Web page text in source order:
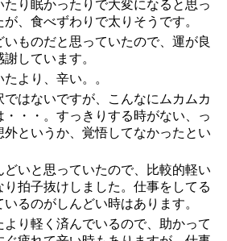
たり眠かったりで大変になると思っ
、食べずわりで太りそうです。
いものだと思っていたので、運が良
しています。
より、辛い。。
ではないですが、こんなにムカムカ
・・・。すっきりする時がない、っ
外というか、覚悟してなかったとい
どいと思っていたので、比較的軽い
り拍子抜けしました。仕事をしてる
いるのがしんどい時はあります。
より軽く済んでいるので、助かって